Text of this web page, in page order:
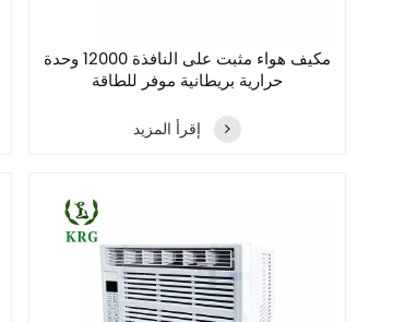
مكيف هواء مثبت على النافذة 12000 وحدة
حرارية بريطانية موفر للطاقة
إقرأ المزيد